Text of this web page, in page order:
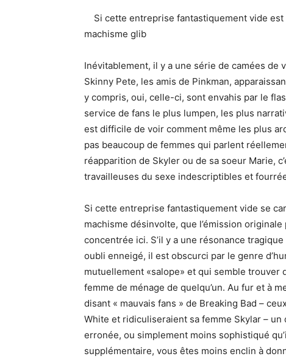
Si cette entreprise fantastiquement vide est
machisme glib
Inévitablement, il y a une série de camées
Skinny Pete, les amis de Pinkman,
y compris, oui, celle-ci, sont envahis par le
service de fans le plus lumpen, les plus
est difficile de voir comment même les plus
pas beaucoup de femmes qui parlent
réapparition de Skyler ou de sa soeur Marie,
travailleuses du sexe indescriptibles et
Si cette entreprise fantastiquement vide se
machisme désinvolte, que l’émission
concentrée ici. S’il y a une résonance
oubli enneigé, il est obscurci par le genre
mutuellement «salope» et qui semble trouver
femme de ménage de quelqu’un. Au fur et à
disant « mauvais fans » de Breaking Bad –
White et ridiculiseraient sa femme Skylar –
erronée, ou simplement moins sophistiqué
supplémentaire, vous êtes moins enclin à